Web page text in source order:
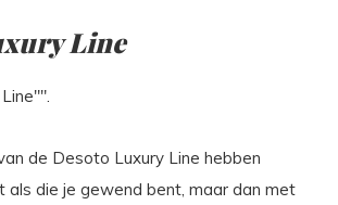
Line
de Desoto Luxury Line hebben
die je gewend bent, maar dan met